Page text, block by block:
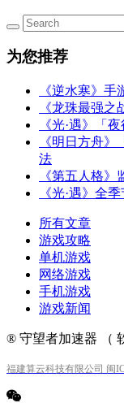
为您推荐
《逆水寒》
《龙珠最强
《光·遇》「
《明日方舟
法
《第五人格
《光·遇》全
所有文章
游戏攻略
单机游戏
网络游戏
手机游戏
游戏新闻
® 守望者加速器 （
福建算云科技有限公司 闽